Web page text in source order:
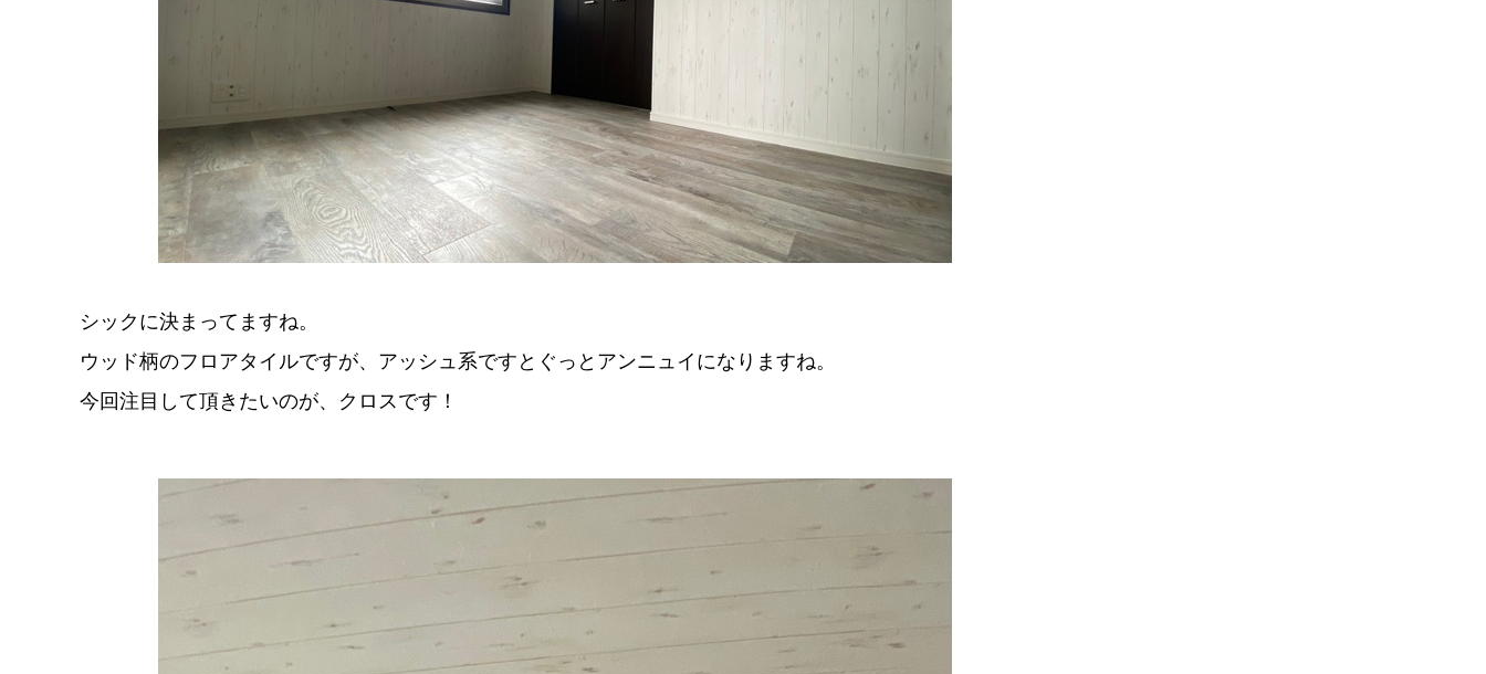
シックに決まってますね。
ウッド柄のフロアタイルですが、アッシュ系ですとぐっとアンニュイになりますね。
今回注目して頂きたいのが、クロスです！